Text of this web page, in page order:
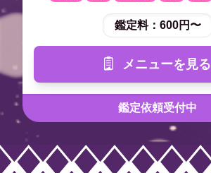
鑑定料： 600円〜
メニューを見る
鑑定依頼受付中